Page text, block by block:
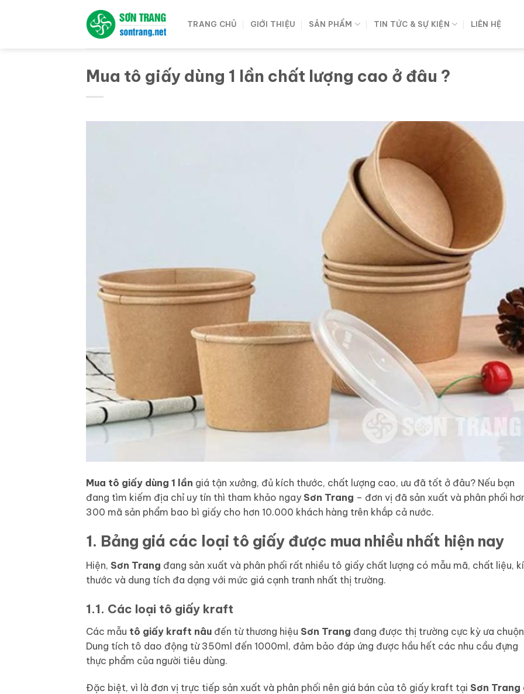
TRANG CHỦ GIỚI THIỆU SẢN PHẨM TIN TỨC & SỰ KIỆN LIÊN HỆ
Mua tô giấy dùng 1 lần chất lượng cao ở đâu ?
Mua tô giấy dùng 1 lần giá tận xưởng, đủ kích thước, chất lượng cao, ưu đã tốt ở đâu? Nếu bạn
đang tìm kiếm địa chỉ uy tín thì tham khảo ngay Sơn Trang – đơn vị đã sản xuất và phân phối
300 mã sản phẩm bao bì giấy cho hơn 10.000 khách hàng trên khắp cả nước.
1. Bảng giá các loại tô giấy được mua nhiều nhất hiện nay
Hiện, Sơn Trang đang sản xuất và phân phối rất nhiều tô giấy chất lượng có mẫu mã, chất liệu,
thước và dung tích đa dạng với mức giá cạnh tranh nhất thị trường.
1.1. Các loại tô giấy kraft
Các mẫu tô giấy kraft nâu đến từ thương hiệu Sơn Trang đang được thị trường cực kỳ ưa
Dung tích tô dao động từ 350ml đến 1000ml, đảm bảo đáp ứng được hầu hết các nhu cầu đựng
thực phẩm của người tiêu dùng.
Đặc biệt, vì là đơn vị trực tiếp sản xuất và phân phối nên giá bán của tô giấy kraft tại Sơn Trang